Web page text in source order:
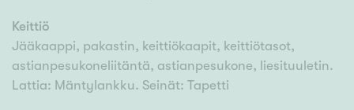
Keittiö
Jääkaappi, pakastin, keittiökaapit, keittiötasot,
astianpesukoneliitäntä, astianpesukone, liesituuletin.
Lattia: Mäntylankku. Seinät: Tapetti